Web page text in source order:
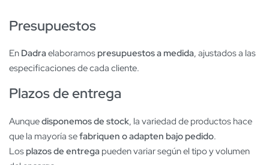
Presupuestos
En Dadraelaboramos presupuestos a medida, ajustados a las
especificaciones de cada cliente.
Plazos de entrega
Aunquedisponemos de stock, la variedad de productos hace
que la mayoría sefabriquen o adapten bajo pedido.
Los plazos de entrega pueden variar según el tipo y volumen